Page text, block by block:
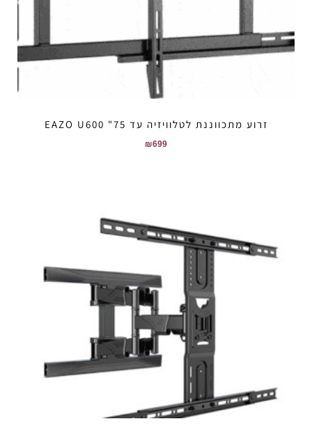
זרוע מתכווננת לטלוויזיה עד 75" EAZO U600
₪699